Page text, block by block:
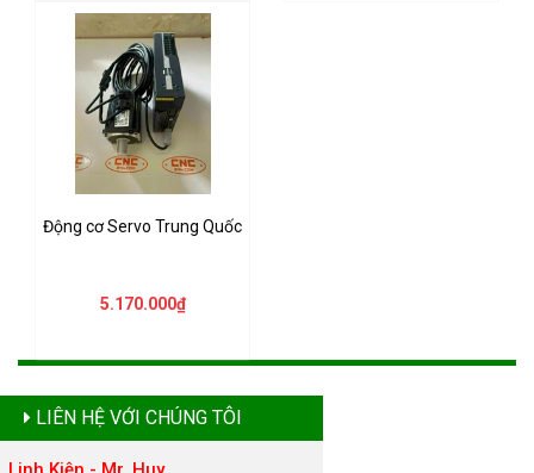
Động cơ Servo Trung Quốc
5.170.000₫
LIÊN HỆ VỚI CHÚNG TÔI